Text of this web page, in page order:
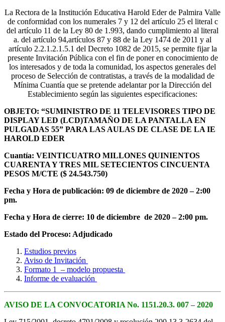
La Rectora de la Institución Educativa Harold Eder de Palmira Valle
de conformidad con los numerales 7 y 12 del artículo 25 el literal c
del artículo 11 de la Ley 80 de 1.993, dando cumplimiento al literal
a. del artículo 94,artículos 87 y 88 de la Ley 1474 de 2011 y al
artículo 2.2.1.2.1.5.1 del Decreto 1082 de 2015, se permite fijar la
presente Invitación Pública con el fin de poner en conocimiento de
los interesados y de toda la comunidad, los aspectos generales del
proceso de Selección de contratistas, a través de la modalidad de
Mínima Cuantía que se pretende adelantar por la Dirección del
Establecimiento según las siguientes especificaciones:
OBJETO: “SUMINISTRO DE 11 TELEVISORES TIPO DE
DISPLAY LED (LCD)TAMAÑO DE LA PANTALLA EN
PULGADAS 55” PARA LAS AULAS DE CLASE DE LA IE
HAROLD EDER
Cuantía: VEINTICUATRO MILLONES QUINIENTOS
CUARENTA Y TRES MIL SETECIENTOS CINCUENTA
PESOS M/CTE ($ 24.543.750)
Fecha y Hora de publicación: 09 de diciembre de 2020 – 2:00
pm.
Fecha y Hora de cierre: 10 de diciembre de 2020 – 2:00 pm.
Estado del Proceso: Adjudicado
Estudios previos
Aviso de Invitación
Formato 1 – modelo propuesta
Informe de evaluación
AVISO DE LA CONVOCATORIA No. 1151.20.3. 007 – 2020